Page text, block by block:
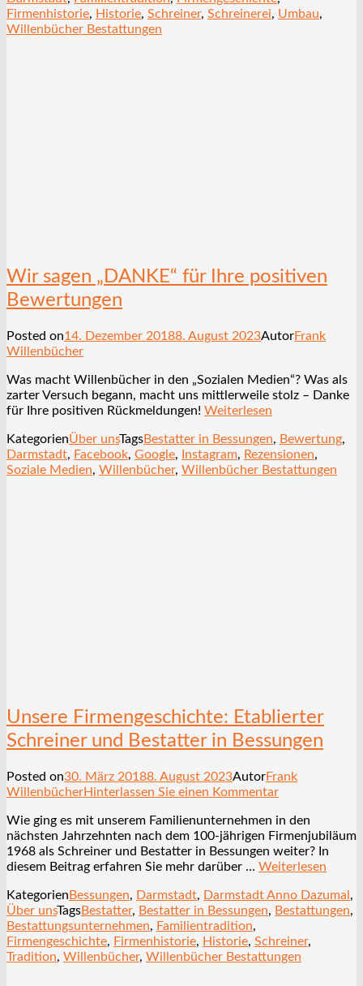
Firmenhistorie, Historie, Schreiner, Schreinerei, Umbau,
Willenbücher Bestattungen
Wir sagen „DANKE“ für Ihre positiven
Bewertungen
Posted on14. Dezember 20188. August 2023AutorFrank
Willenbücher
Was macht Willenbücher in den „Sozialen Medien“? Was als
zarter Versuch begann, macht uns mittlerweile stolz – Danke
für Ihre positiven Rückmeldungen! Weiterlesen
KategorienÜber unsTagsBestatter in Bessungen, Bewertung,
Darmstadt, Facebook, Google, Instagram, Rezensionen,
Soziale Medien, Willenbücher, Willenbücher Bestattungen
Unsere Firmengeschichte: Etablierter
Schreiner und Bestatter in Bessungen
Posted on30. März 20188. August 2023AutorFrank
WillenbücherHinterlassen Sie einen Kommentar
Wie ging es mit unserem Familienunternehmen in den
nächsten Jahrzehnten nach dem 100-jährigen Firmenjubiläum
1968 als Schreiner und Bestatter in Bessungen weiter? In
diesem Beitrag erfahren Sie mehr darüber … Weiterlesen
Kategorien Bessungen, Darmstadt, Darmstadt Anno Dazumal ,
Über unsTagsBestatter, Bestatter in Bessungen, Bestattungen,
Bestattungsunternehmen, Familientradition,
Firmengeschichte, Firmenhistorie, Historie, Schreiner,
Tradition, Willenbücher, Willenbücher Bestattungen